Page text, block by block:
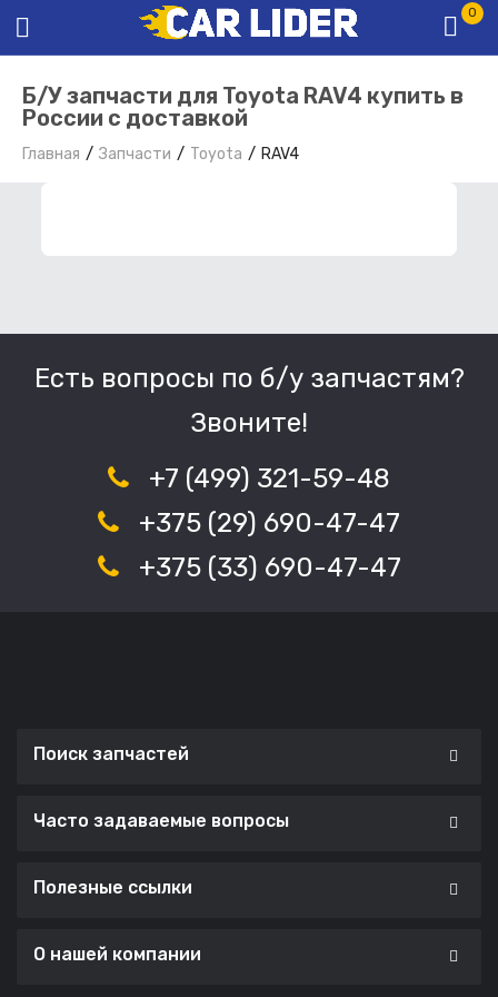
0
Б/У запчасти для Toyota RAV4 купить в
России с доставкой
Главная Запчасти Toyota RAV4
Есть вопросы по б/у запчастям?
Звоните!
+7 (499) 321-59-48
+375 (29) 690-47-47
+375 (33) 690-47-47
Поиск запчастей
Часто задаваемые вопросы
Полезные ссылки
О нашей компании